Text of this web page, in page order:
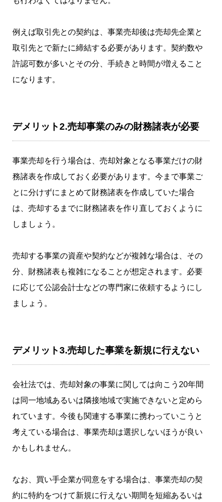
例えば取引先との契約は、事業売却後は売却先企業と
取引先とで新たに締結する必要があります。契約数や
許認可数が多いとその分、手続きと時間が増えること
になります。
デメリット2.売却事業のみの財務諸表が必要
事業売却を行う場合は、売却対象となる事業だけの財
務諸表を作成しておく必要があります。今まで事業ご
とに分けずにまとめて財務諸表を作成していた場合
は、売却するまでに財務諸表を作り直しておくように
しましょう。
売却する事業の資産や契約などが複雑な場合は、その
分、財務諸表も複雑になることが想定されます。必要
に応じて公認会計士などの専門家に依頼するようにし
ましょう。
デメリット3.売却した事業を新規に行えない
会社法では、売却対象の事業に関しては向こう20年間
は同一地域あるいは隣接地域で実施できないと定めら
れています。今後も関連する事業に携わっていこうと
考えている場合は、事業売却は選択しないほうが良い
かもしれません。
なお、買い手企業が同意をする場合は、事業売却の契
約に特約をつけて新規に行えない期間を短縮あるいは